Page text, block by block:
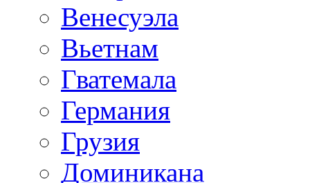
Венесуэла
Вьетнам
Гватемала
Германия
Грузия
Доминикана